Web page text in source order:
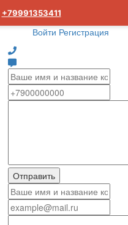
+79991353411
Войти Регистрация